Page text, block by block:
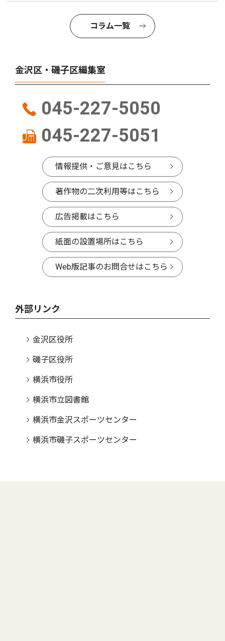
コラム一覧
金沢区・磯子区編集室
045-227-5050
045-227-5051
情報提供・ご意見はこちら
著作物の二次利用等はこちら
広告掲載はこちら
紙面の設置場所はこちら
Web版記事のお問合せはこちら
外部リンク
金沢区役所
磯子区役所
横浜市役所
横浜市立図書館
横浜市金沢スポーツセンター
横浜市磯子スポーツセンター